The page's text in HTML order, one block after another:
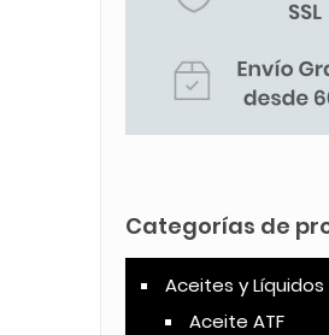
Categorías de
Aceites y Líquidos
Aceite ATF